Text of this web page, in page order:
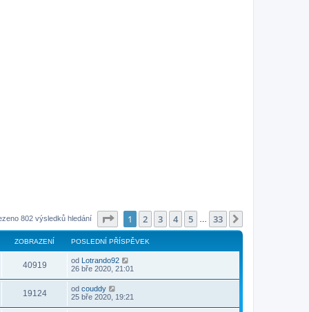
802 výsledků hledání Stránka z
1 2 3 4 5 33
ZOBRAZENÍ POSLEDNÍ PŘÍSPĚVEK
40919 od Lotrando92
26 bře 2020, 21:01
19124 od couddy
25 bře 2020, 19:21